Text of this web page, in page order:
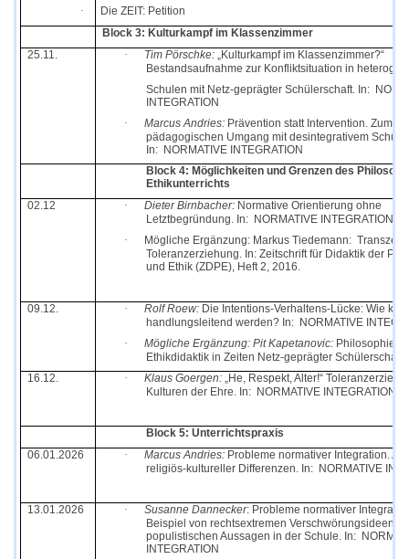
·
Die ZEIT: Petition
Block 3: Kulturkampf im Klassenzimmer
25.11.
· Tim Pörschke:„Kulturkampf im Klassenzimmer?“
Bestandsaufnahme zur Konfliktsituation in
Schulen mit Netz-geprägter Schülerschaft. In:
INTEGRATION
·
Marcus Andries: Prävention statt Intervention. Zum
pädagogischen Umgang mit desintegrativem
In: NORMATIVE INTEGRATION
Block 4: Möglichkeiten und Grenzen des
Ethikunterrichts
02.12
· Dieter Birnbacher: Normative Orientierung ohne
Letztbegründung. In: NORMATIVE INTEGRATION
·
Mögliche Ergänzung: Markus Tiedemann:
Toleranzerziehung. In: Zeitschrift für Didaktik der
und Ethik (ZDPE), Heft 2, 2016.
09.12. · Rolf Roew: Die Intentions-Verhaltens-Lücke: Wie
handlungsleitend werden? In: NORMATIVE
·
Mögliche Ergänzung: Pit Kapetanovic: Philosophie-
Ethikdidaktik in Zeiten Netz-geprägter Schülerschaft
16.12.
· Klaus Goergen: „He, Respekt, Alter!“
Kulturen der Ehre. In: NORMATIVE INTEGRATION
Block 5: Unterrichtspraxis
06.01.2026
· Marcus Andries: Probleme normativer Integration.
religiös-kultureller Differenzen. In: NORMATIVE
13.01.2026 · Susanne Dannecker: Probleme normativer
Beispiel von rechtsextremen Verschwörungsideen
populistischen Aussagen in der Schule. In:
INTEGRATION